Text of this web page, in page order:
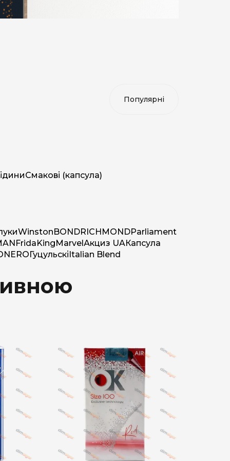
Смакові (капсула)
WinstonBONDRICHMONDParliament
FridaKingMarvelАкциз UAКапсула
NEROГуцульскіItalian Blend